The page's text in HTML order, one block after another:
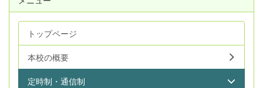
トップページ
本校の概要
定時制・通信制